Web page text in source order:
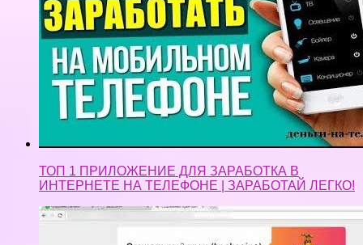
ТОП 1 ПРИЛОЖЕНИЕ ДЛЯ ЗАРАБОТКА В
ИНТЕРНЕТЕ НА ТЕЛЕФОНЕ | ЗАРАБОТАЙ ЛЕГКО!